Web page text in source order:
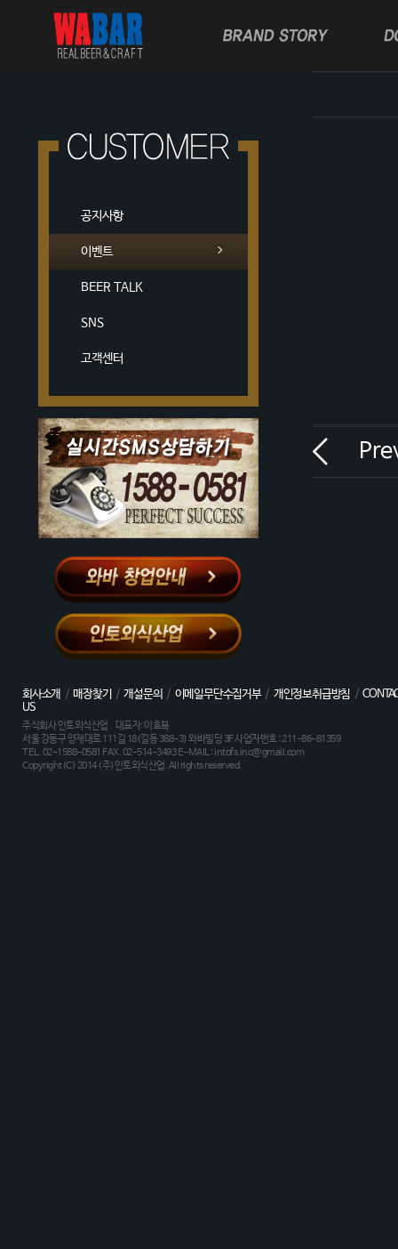
공지사항
이벤트
BEER TALK
SNS
고객센터
회사소개 /매장찾기 /개설문의 / 이메일무단수집거부/ 개인정보취급방침 /
US
주식회사 인토외식산업 대표자: 이효복
서울 강동구 양재대로 111길 18(길동 388-3) 와바빌딩 3F 사업자번호 : 211-86-81359
TEL. 02-1588-0581 FAX. 02-514-3493 E-MAIL : intofs.inc@gmail.com
Copyright(C) 2014 (주)인토외식산업. All rights reserved.